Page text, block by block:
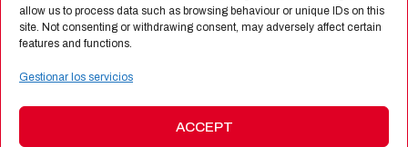
allow us to process data such as browsing behaviour or unique IDs on this
site. Not consenting or withdrawing consent, may adversely affect certain
features and functions.
Gestionar los servicios
ACCEPT
CERTIFICADA POR